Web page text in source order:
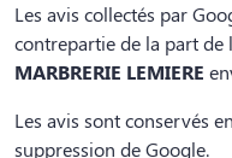
Les avis collectés par
contrepartie de la part de
MARBRERIE LEMIERE
Les avis sont conservés
suppression de Google.